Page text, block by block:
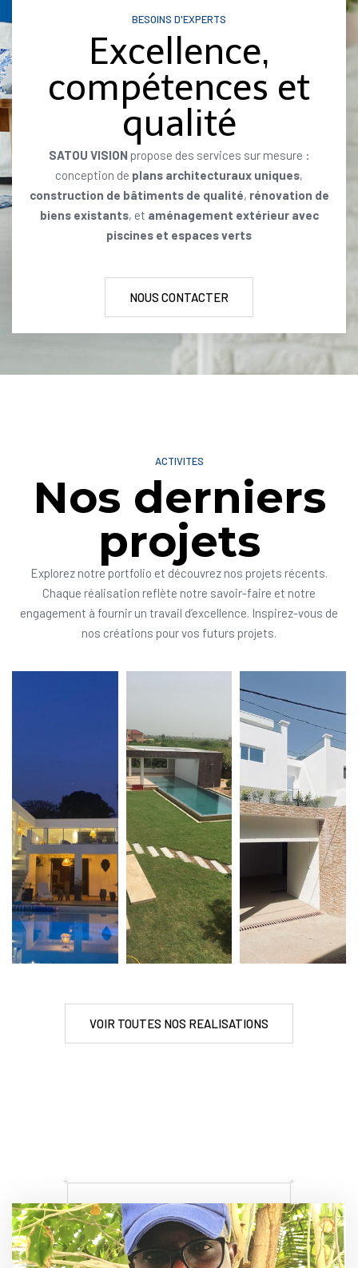
BESOINS D'EXPERTS
Excellence,
compétences et
qualité
SATOU VISION propose des services sur mesure :
conception de plans architecturaux uniques,
construction de bâtiments de qualité, rénovation de
biens existants, et aménagement extérieur avec
piscines et espaces verts
NOUS CONTACTER
ACTIVITES
Nos derniers
projets
Explorez notre portfolio et découvrez nos projets récents.
Chaque réalisation reflète notre savoir-faire et notre
engagement à fournir un travail d’excellence. Inspirez-vous de
nos créations pour vos futurs projets.
VOIR TOUTES NOS REALISATIONS